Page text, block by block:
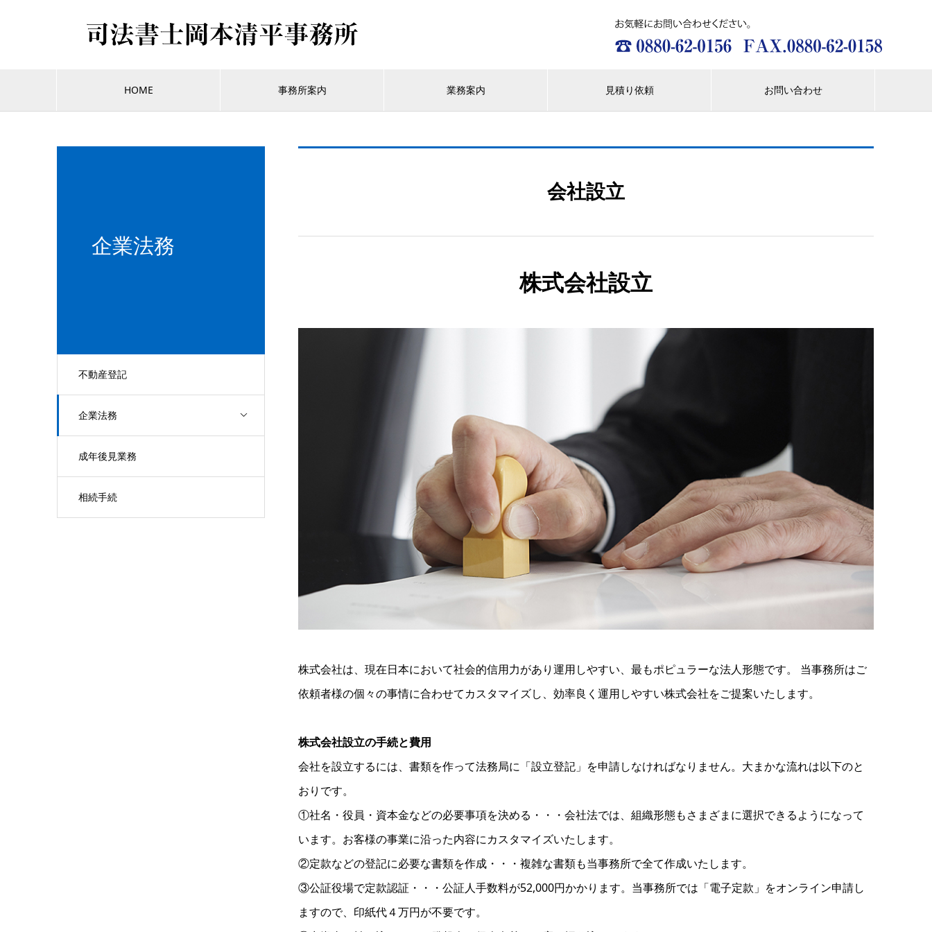
HOME 事務所案内 業務案内 見積り依頼 お問い合わせ
企業法務
不動産登記
企業法務
成年後見業務
相続手続
会社設立
株式会社設立
株式会社は、現在日本において社会的信用力があり運用しやすい、最もポピュラーな法人形態です。 当事務所はご
依頼者様の個々の事情に合わせてカスタマイズし、効率良く運用しやすい株式会社をご提案いたします。
株式会社設立の手続と費用
会社を設立するには、書類を作って法務局に「設立登記」を申請しなければなりません。大まかな流れは以下のと
おりです。
①社名・役員・資本金などの必要事項を決める・・・会社法では、組織形態もさまざまに選択できるようになって
います。お客様の事業に沿った内容にカスタマイズいたします。
②定款などの登記に必要な書類を作成・・・複雑な書類も当事務所で全て作成いたします。
③公証役場で定款認証・・・公証人手数料が52,000円かかります。当事務所では「電子定款」をオンライン申請し
ますので、印紙代４万円が不要です。